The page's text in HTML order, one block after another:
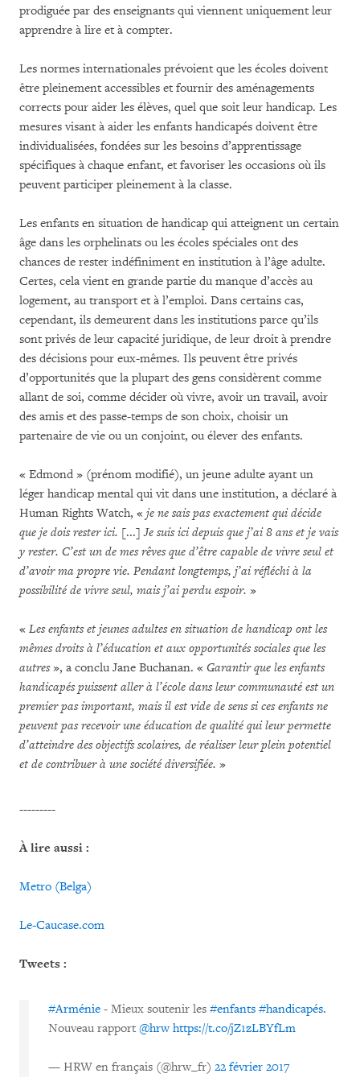
prodiguée par des enseignants qui viennent uniquement leur
apprendre à lire et à compter.
Les normes internationales prévoient que les écoles doivent
être pleinement accessibles et fournir des aménagements
corrects pour aider les élèves, quel que soit leur handicap. Les
mesures visant à aider les enfants handicapés doivent être
individualisées, fondées sur les besoins d’apprentissage
spécifiques à chaque enfant, et favoriser les occasions où ils
peuvent participer pleinement à la classe.
Les enfants en situation de handicap qui atteignent un certain
âge dans les orphelinats ou les écoles spéciales ont des
chances de rester indéfiniment en institution à l’âge adulte.
Certes, cela vient en grande partie du manque d’accès au
logement, au transport et à l’emploi. Dans certains cas,
cependant, ils demeurent dans les institutions parce qu’ils
sont privés de leur capacité juridique, de leur droit à prendre
des décisions pour eux-mêmes. Ils peuvent être privés
d’opportunités que la plupart des gens considèrent comme
allant de soi, comme décider où vivre, avoir un travail, avoir
des amis et des passe-temps de son choix, choisir un
partenaire de vie ou un conjoint, ou élever des enfants.
« Edmond » (prénom modifié), un jeune adulte ayant un
léger handicap mental qui vit dans une institution, a déclaré à
Human Rights Watch, « je ne sais pas exactement qui décide
que je dois rester ici. [...]Je suis ici depuis que j’ai 8 ans et je vais
y rester. C’est un de mes rêves que d’être capable de vivre seul et
d’avoir ma propre vie. Pendant longtemps, j’ai réfléchi à la
possibilité de vivre seul, mais j’ai perdu espoir. »
« Les enfants et jeunes adultes en situation de handicap ont les
mêmes droits à l’éducation et aux opportunités sociales que les
autres», a conclu Jane Buchanan. « Garantir que les enfants
handicapés puissent aller à l’école dans leur communauté est un
premier pas important, mais il est vide de sens si ces enfants ne
peuvent pas recevoir une éducation de qualité qui leur permette
d’atteindre des objectifs scolaires, de réaliser leur plein potentiel
et de contribuer à une société diversifiée. »
---------
À lire aussi :
Metro (Belga)
Le-Caucase.com
Tweets :
#Arménie - Mieux soutenir les #enfants #handicapés.
Nouveau rapport @hrw https://t.co/jZ1zLBYfLm
— HRW en français (@hrw_fr) 22 février 2017